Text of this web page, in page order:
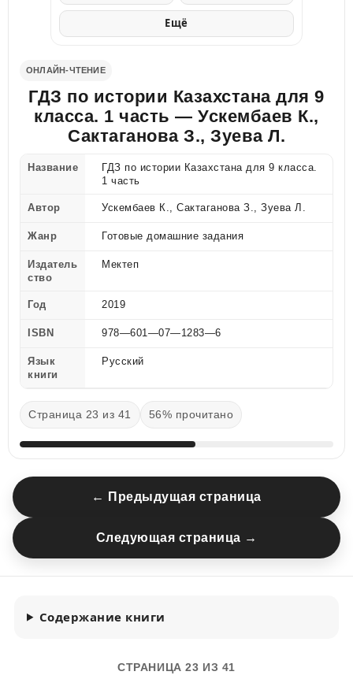
Ещё
ОНЛАЙН-ЧТЕНИЕ
ГДЗ по истории Казахстана для 9
класса. 1 часть — Ускембаев К.,
Сактаганова З., Зуева Л.
Название
ГДЗ по истории Казахстана для 9 класса.
1 часть
Автор Ускембаев К., Сактаганова З., Зуева Л.
Жанр Готовые домашние задания
Издатель
ство
Мектеп
Год 2019
ISBN 978—601—07—1283—6
Язык
книги
Русский
Страница 23 из 41 56% прочитано
← Предыдущая страница
Следующая страница →
Содержание книги
СТРАНИЦА 23 ИЗ 41